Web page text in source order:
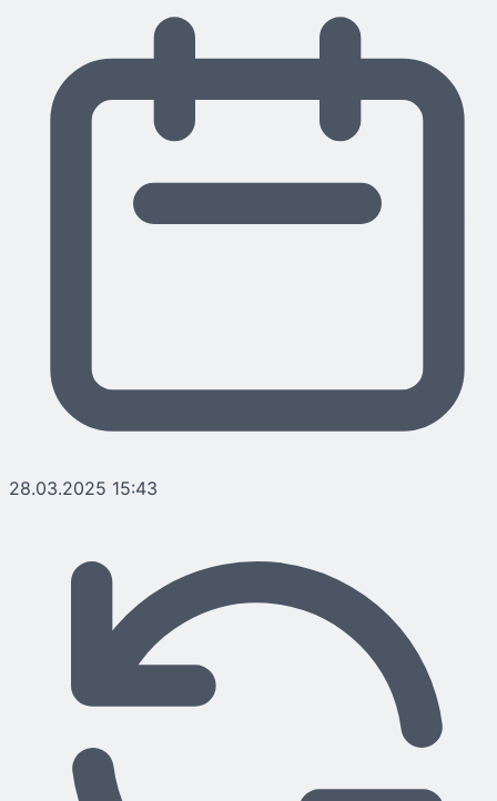
28.03.2025 15:43